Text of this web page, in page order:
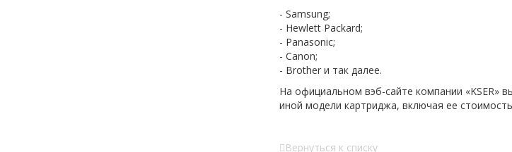
- Samsung;
- Hewlett Packard;
- Panasonic;
- Canon;
- Brother и так далее.
На официальном вэб-сайте компании
иной модели картриджа, включая ее
Вернуться к списку